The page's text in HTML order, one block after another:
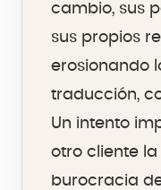
cambio, sus
sus propios
erosionando
traducción,
Un intento
otro cliente
burocracia